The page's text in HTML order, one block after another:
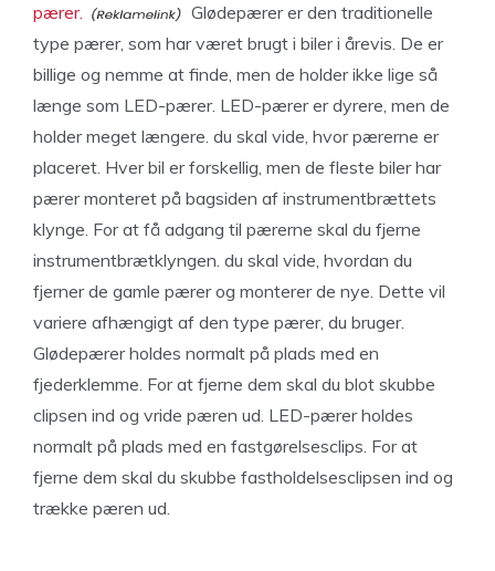
pærer.
Glødepærer er den traditionelle
type pærer, som har været brugt i biler i årevis. De er
billige og nemme at finde, men de holder ikke lige så
længe som LED-pærer. LED-pærer er dyrere, men de
holder meget længere. du skal vide, hvor pærerne er
placeret. Hver bil er forskellig, men de fleste biler har
pærer monteret på bagsiden af instrumentbrættets
klynge. For at få adgang til pærerne skal du fjerne
instrumentbrætklyngen. du skal vide, hvordan du
fjerner de gamle pærer og monterer de nye. Dette vil
variere afhængigt af den type pærer, du bruger.
Glødepærer holdes normalt på plads med en
fjederklemme. For at fjerne dem skal du blot skubbe
clipsen ind og vride pæren ud. LED-pærer holdes
normalt på plads med en fastgørelsesclips. For at
fjerne dem skal du skubbe fastholdelsesclipsen ind og
trække pæren ud.